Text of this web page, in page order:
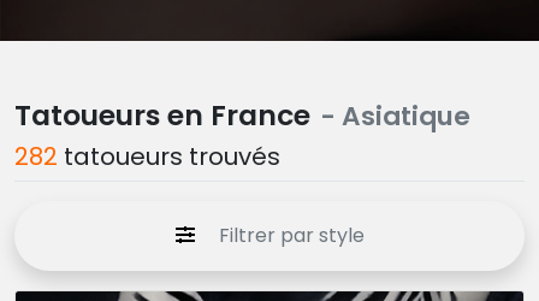
Tatoueurs en France - Asiatique
282 tatoueurs trouvés
Filtrer par style